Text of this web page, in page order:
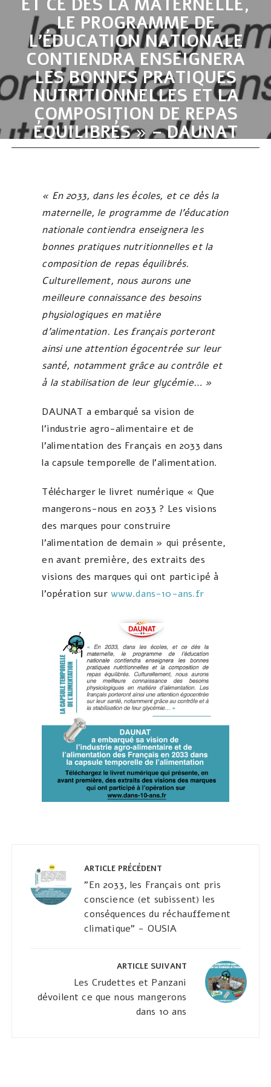
ET CE DÈS LA MATERNELLE,
LE PROGRAMME DE
L’ÉDUCATION NATIONALE
CONTIENDRA ENSEIGNERA
LES BONNES PRATIQUES
NUTRITIONNELLES ET LA
COMPOSITION DE REPAS
ÉQUILIBRÉS » – DAUNAT
les bonnes pratiques nutritionnelles et la composition de
repas équilibrés » – DAUNAT
« En 2033, dans les écoles, et ce dès la
maternelle, le programme de l’éducation
nationale contiendra enseignera les
bonnes pratiques nutritionnelles et la
composition de repas équilibrés.
Culturellement, nous aurons une
meilleure connaissance des besoins
physiologiques en matière
d’alimentation. Les français porteront
ainsi une attention égocentrée sur leur
santé, notamment grâce au contrôle et
à la stabilisation de leur glycémie… »
DAUNAT a embarqué sa vision de
l’industrie agro-alimentaire et de
l’alimentation des Français en 2033 dans
la capsule temporelle de l’alimentation.
Télécharger le livret numérique « Que
mangerons-nous en 2033 ? Les visions
des marques pour construire
l’alimentation de demain » qui présente,
en avant première, des extraits des
visions des marques qui ont participé à
l’opération sur www.dans-10-ans.fr
l’article
ARTICLE PRÉCÉDENT
"En 2033, les Français ont pris
conscience (et subissent) les
conséquences du réchauffement
climatique" - OUSIA
ARTICLE SUIVANT
Les Crudettes et Panzani
dévoilent ce que nous mangerons
dans 10 ans